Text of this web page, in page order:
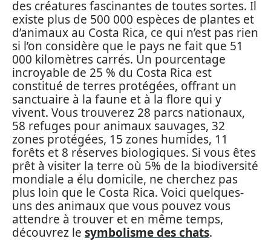
des créatures fascinantes de toutes sortes. Il
existe plus de 500 000 espèces de plantes et
d’animaux au Costa Rica, ce qui n’est pas rien
si l’on considère que le pays ne fait que 51
000 kilomètres carrés. Un pourcentage
incroyable de 25 % du Costa Rica est
constitué de terres protégées, offrant un
sanctuaire à la faune et à la flore qui y
vivent. Vous trouverez 28 parcs nationaux,
58 refuges pour animaux sauvages, 32
zones protégées, 15 zones humides, 11
forêts et 8 réserves biologiques. Si vous êtes
prêt à visiter la terre où 5% de la biodiversité
mondiale a élu domicile, ne cherchez pas
plus loin que le Costa Rica. Voici quelques-
uns des animaux que vous pouvez vous
attendre à trouver et en même temps,
découvrez le symbolisme des chats.